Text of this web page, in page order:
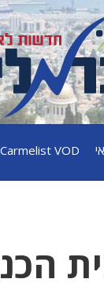
Carmelist VOD